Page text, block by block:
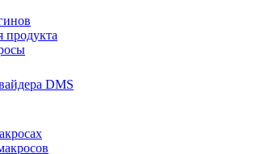
продукта
DMS